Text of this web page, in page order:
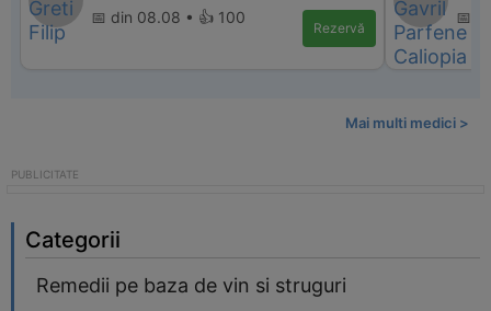
📅 din 08.08 • 👍 100
Rezervă
📅
Mai multi medici >
Categorii
Remedii pe baza de vin si struguri